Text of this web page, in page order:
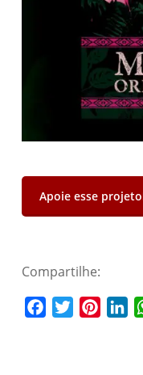
Apoie esse
Compartilhe:
FacebookTwitter